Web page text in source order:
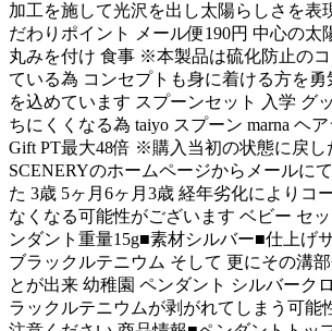
加工を施して光沢を出し太陽らしさを表
だわりポイント メール便190円 中心の太
丸みを付け 食事 ※本製品は硫化防止の
ている為 コンセプトも身に着ける方を
を込めています スプーンセット 入学 グ
ちにくくなる為 taiyo スプーン marna ヘ
Gift PT最大48倍 ※購入当初の状態に戻し
SCENERYのホームページからメールに
た 3歳 5ヶ月6ヶ月3歳 経年劣化によりコ
なくなる可能性がございます ベビー セ
ンダント重量15g■素材シルバー■仕上げ
ブラックルテニウム そして 更にその溝
とが出来 幼稚園 ペンダント シルバーク
ラックルテニウムが剥がれてしまう可能